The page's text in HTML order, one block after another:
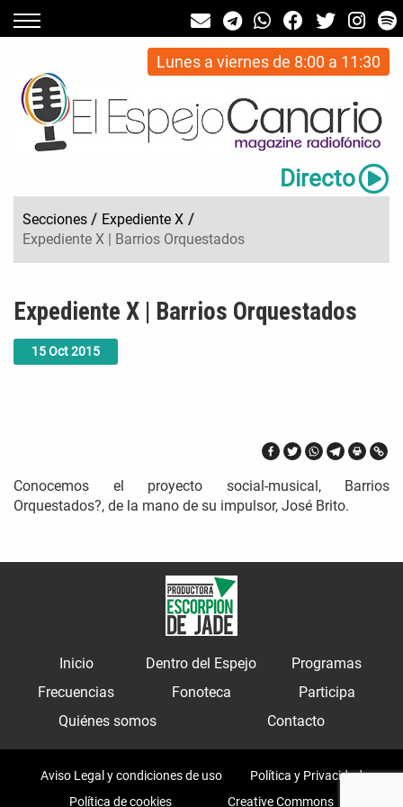
Lunes a viernes de 8:00 a 11:30
Directo
Secciones / Expediente X /
Expediente X | Barrios Orquestados
15Oct2015
Expediente X | Barrios Orquestados
Conocemos el proyecto social-musical, Barrios
Orquestados?, de la mano de su impulsor, José Brito.
Inicio Dentro del Espejo
Programas
Frecuencias
Fonoteca
Participa
Quiénes somos
Contacto
Aviso Legal y condiciones de uso
Política y Privacidad
Política de cookies
Creative Commons